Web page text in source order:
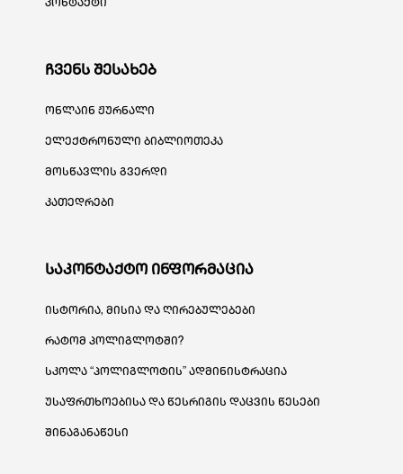
კონტაქტი
ჩვენს შესახებ
ონლაინ ჟურნალი
ელექტრონული ბიბლიოთეკა
მოსწავლის გვერდი
კათედრები
საკონტაქტო ინფორმაცია
ისტორია, მისია და ღირებულებები
რატომ პოლიგლოტში?
სკოლა “პოლიგლოტის” ადმინისტრაცია
უსაფრთხოებისა და წესრიგის დაცვის წესები
შინაგანაწესი